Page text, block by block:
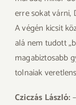
erre sokat várni,
A végén kicsit
alá nem tudott
magabiztosabb
tolnaiak
Cziczás László:–